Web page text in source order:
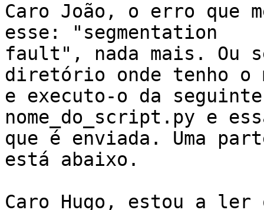
Caro João, o erro que
esse: "segmentation
fault", nada mais. Ou
diretório onde tenho o
e executo-o da
nome_do_script.py e
que é enviada. Uma
está abaixo.
Caro Hugo, estou a